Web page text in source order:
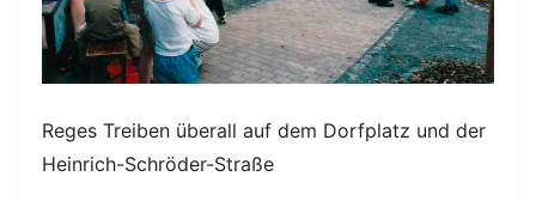
Reges Treiben überall auf dem Dorfplatz und der
Heinrich-Schröder-Straße